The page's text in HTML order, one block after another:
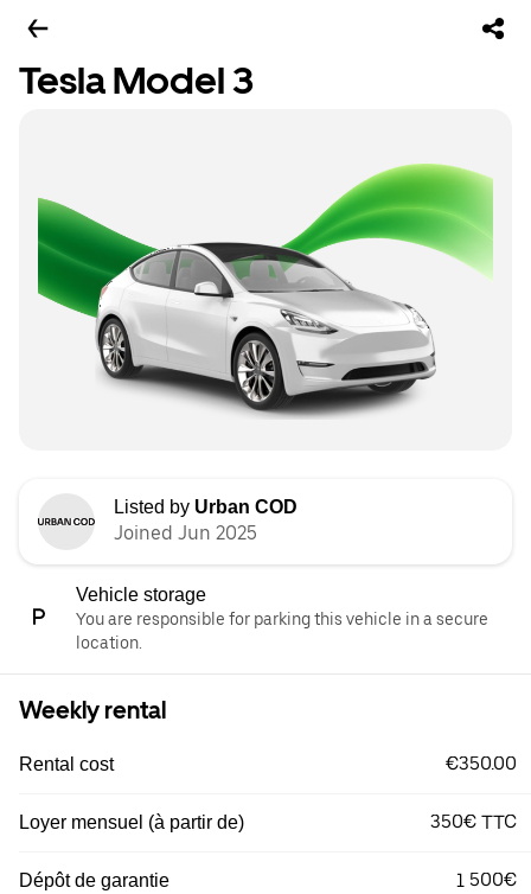
Tesla Model 3
Listed by Urban COD
Joined Jun 2025
Vehicle storage
You are responsible for parking this vehicle in a secure
location.
Weekly rental
Rental cost €350.00
Loyer mensuel (à partir de) 350€ TTC
Dépôt de garantie 1 500€